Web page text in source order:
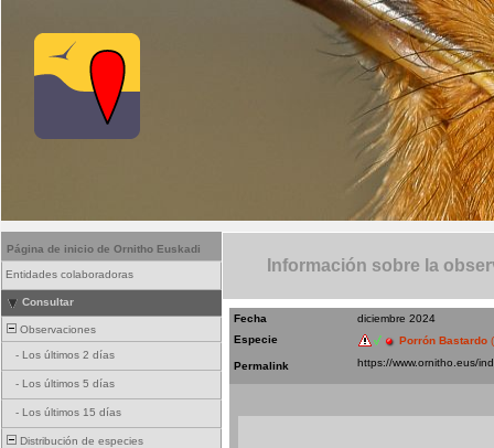
Página de inicio de Ornitho Euskadi
Entidades colaboradoras
Consultar
Observaciones
- Los últimos 2 días
- Los últimos 5 días
- Los últimos 15 días
Distribución de especies
Información sobre la
Fecha
diciembre 2024
Especie
Porrón Bastardo
Permalink